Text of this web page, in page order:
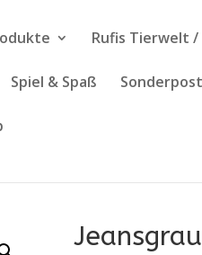
Rufis Tierwelt /
Spiel & Spaß
Jeansgrau